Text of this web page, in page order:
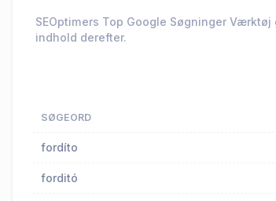
SEOptimers Top Google Søgninger
indhold derefter.
SØGEORD
fordíto
forditó